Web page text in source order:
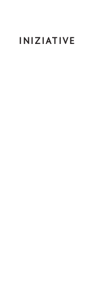
INIZIATIVE